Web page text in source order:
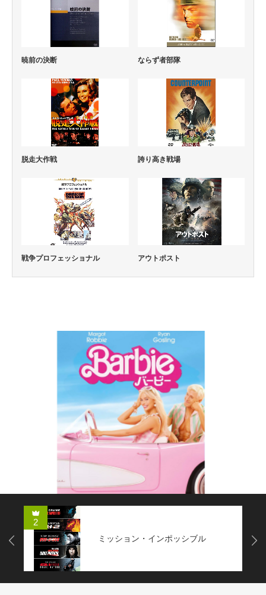
暁前の決断 ならず者部隊
脱走大作戦 誇り高き戦場
戦争プロフェッショナル アウトポスト
2
ミッション・インポッシブル
Next